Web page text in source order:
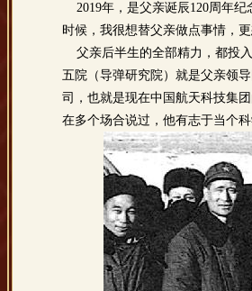
2019年，是父亲诞辰120周年纪
时候，我很想替父亲做点事情，更
父亲后半生的全部精力，都投
五院（导弹研究院）就是父亲领
司，也就是现在中国航天科技集
在多个场合说过，他有志于当个